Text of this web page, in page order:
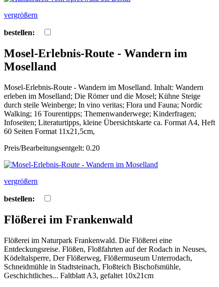
vergrößern
bestellen:
Mosel-Erlebnis-Route - Wandern im
Moselland
Mosel-Erlebnis-Route - Wandern im Moselland. Inhalt: Wandern
erleben im Moselland; Die Römer und die Mosel; Kühne Steige
durch steile Weinberge; In vino veritas; Flora und Fauna; Nordic
Walking; 16 Tourentipps; Themenwanderwege; Kinderfragen;
Infoseiten; Literaturtipps, kleine Übersichtskarte ca. Format A4, Heft
60 Seiten Format 11x21,5cm,
Preis/Bearbeitungsentgelt: 0.20
vergrößern
bestellen:
Flößerei im Frankenwald
Flößerei im Naturpark Frankenwald. Die Flößerei eine
Entdeckungsreise. Flößen, Floßfahrten auf der Rodach in Neuses,
Ködeltalsperre, Der Flößerweg, Flößermuseum Unterrodach,
Schneidmühle in Stadtsteinach, Floßteich Bischofsmühle,
Geschichtliches... Faltblatt A3, gefaltet 10x21cm